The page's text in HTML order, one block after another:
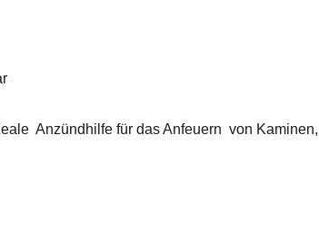
Anzündhilfe für das Anfeuern von